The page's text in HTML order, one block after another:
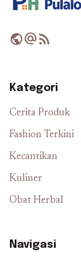
publicalternate_emailrss_feed
Kategori
Cerita Produk
Fashion Terkini
Kecantikan
Kuliner
Obat Herbal
Navigasi